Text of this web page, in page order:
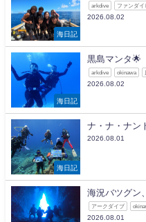
海日記
arkdive ファンダイ
2026.08.02
海日記
黒島マンタ🌟
arkdive okinawa
2026.08.02
海日記
ナ・ナ・ナン
2026.08.01
海況バツグン
アークダイブ
2026.08.01